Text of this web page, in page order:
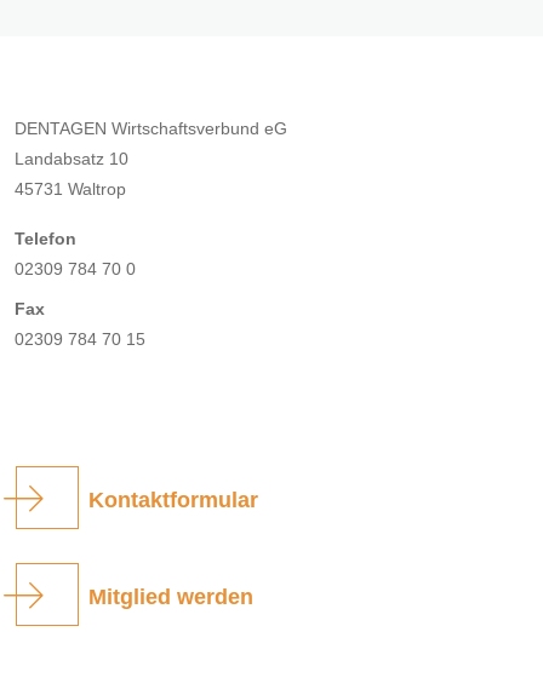
DENTAGEN Wirtschaftsverbund eG
Landabsatz 10
45731 Waltrop
Telefon
02309 784 70 0
Fax
02309 784 70 15
Kontaktformular
Mitglied werden